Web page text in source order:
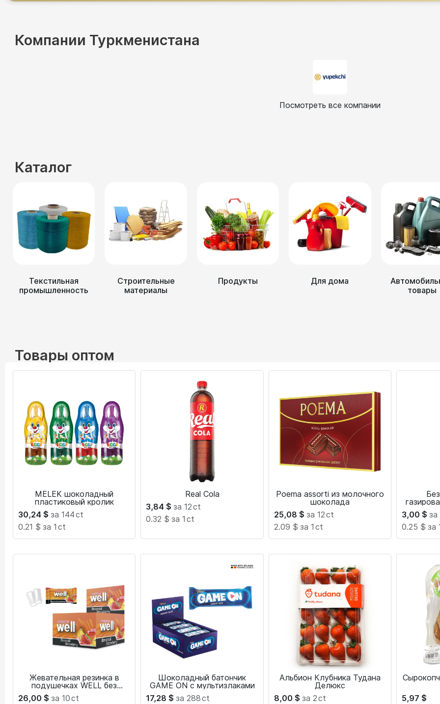
Компании Туркменистана
Посмотреть все компании
Каталог
Текстильная
промышленность
Строительные
материалы
Продукты Для дома
товары
Товары оптом
MELEK шоколадный
пластиковый кролик
30,24 $ за 144ct
0.21 $ за 1 ct
Real Cola
3,84 $ за 12ct
0.32 $ за 1 ct
Poema assorti из молочного
шоколада
25,08 $ за 12ct
2.09 $ за 1 ct
3,00 $ за
0.25 $ за
Жевательная резинка в
подушечках WELL без
сахара
26,00 $ за 10ct
Шоколадный батончик
GAME ON с мультизлаками
17,28 $ за 288ct
Альбион Клубника Тудана
Делюкс
8,00 $ за 2ct
5,97 $